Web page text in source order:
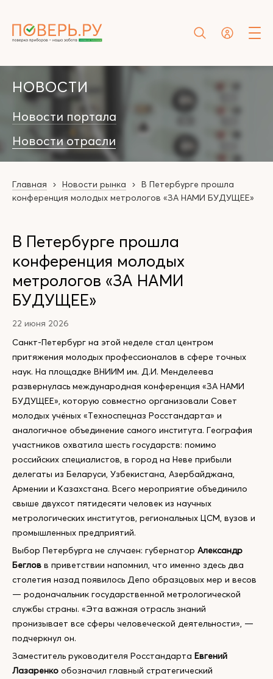
НОВОСТИ
Новости портала
Новости отрасли
Главная Новости рынка
В Петербурге прошла
конференция молодых метрологов «ЗА НАМИ БУДУЩЕЕ»
В Петербурге прошла
конференция молодых
метрологов «ЗА НАМИ
БУДУЩЕЕ»
22 июня 2026
Санкт-Петербург на этой неделе стал центром
притяжения молодых профессионалов в сфере точных
наук. На площадке ВНИИМ им. Д.И. Менделеева
развернулась международная конференция «ЗА НАМИ
БУДУЩЕЕ», которую совместно организовали Совет
молодых учёных «Техноспецназ Росстандарта» и
аналогичное объединение самого института. География
участников охватила шесть государств: помимо
российских специалистов, в город на Неве прибыли
делегаты из Беларуси, Узбекистана, Азербайджана,
Армении и Казахстана. Всего мероприятие объединило
свыше двухсот пятидесяти человек из научных
метрологических институтов, региональных ЦСМ, вузов и
промышленных предприятий.
Выбор Петербурга не случаен: губернатор Александр
Беглов в приветствии напомнил, что именно здесь два
столетия назад появилось Депо образцовых мер и весов
— родоначальник государственной метрологической
службы страны. «Эта важная отрасль знаний
пронизывает все сферы человеческой деятельности», —
подчеркнул он.
Заместитель руководителя Росстандарта Евгений
Лазаренко обозначил главный стратегический